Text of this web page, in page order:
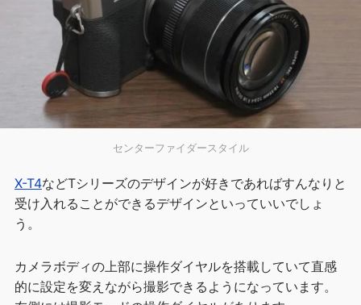
センターファイダースタイル
X-T4などTシリーズのデザインが好きであればすんなりと
受け入れることができるデザインといっていいでしょ
う。
カメラボディの上部に操作ダイヤルを搭載していて直感
的に設定を変えながら撮影できるようになっています。